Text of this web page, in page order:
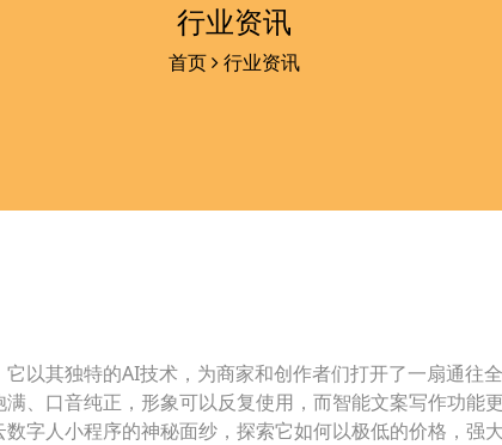
行业资讯
首页 行业资讯
以其独特的AI技术，为商家和创作者们打开了一扇通往
、口音纯正，形象可以反复使用，而智能文案写作功能
字人小程序的神秘面纱，探索它如何以极低的价格，强